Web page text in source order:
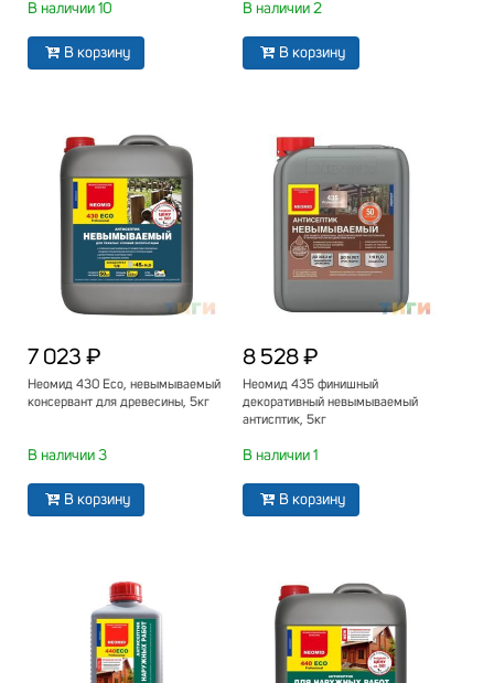
В наличии 10
В корзину
В наличии 2
В корзину
7 023 ₽
Неомид 430 Eco, невымываемый
консервант для древесины, 5кг
В наличии 3
В корзину
8 528 ₽
Неомид 435 финишный
декоративный невымываемый
антисптик, 5кг
В наличии 1
В корзину